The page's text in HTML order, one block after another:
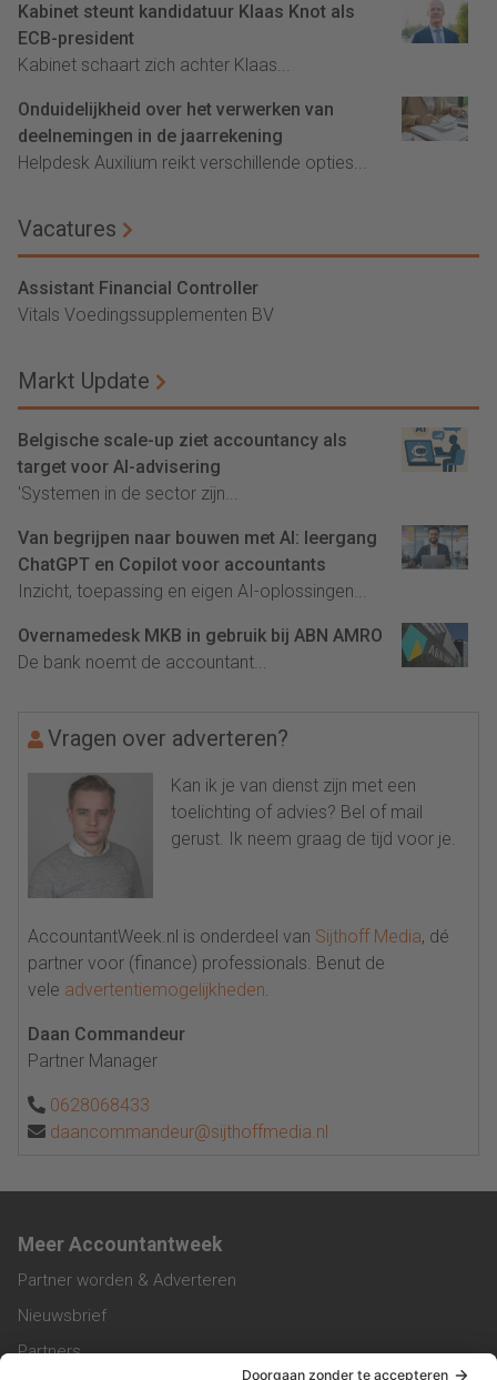
Kabinet steunt kandidatuur Klaas Knot als
ECB-president
Kabinet schaart zich achter Klaas...
Onduidelijkheid over het verwerken van
deelnemingen in de jaarrekening
Helpdesk Auxilium reikt verschillende opties...
Vacatures
Assistant Financial Controller
Vitals Voedingssupplementen BV
Markt Update
Belgische scale-up ziet accountancy als
target voor AI-advisering
'Systemen in de sector zijn...
Van begrijpen naar bouwen met AI: leergang
ChatGPT en Copilot voor accountants
Inzicht, toepassing en eigen AI-oplossingen...
Overnamedesk MKB in gebruik bij ABN AMRO
De bank noemt de accountant...
Vragen over adverteren?
Kan ik je van dienst zijn met een
toelichting of advies? Bel of mail
gerust. Ik neem graag de tijd voor je.
AccountantWeek.nl is onderdeel van Sijthoff Media, dé
partner voor (finance) professionals. Benut de
vele advertentiemogelijkheden.
Daan Commandeur
Partner Manager
0628068433
daancommandeur@sijthoffmedia.nl
Meer Accountantweek
Partner worden & Adverteren
Nieuwsbrief
Partners